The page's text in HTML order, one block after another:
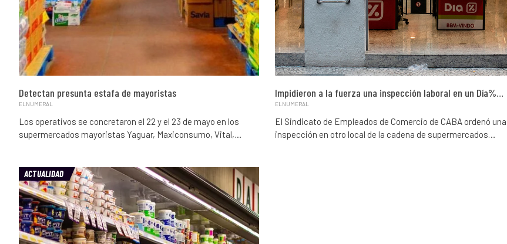
Detectan presunta estafa de mayoristas
ELNUMERAL
Los operativos se concretaron el 22 y el 23 de mayo en los
supermercados mayoristas Yaguar, Maxiconsumo, Vital,…
Impidieron a la fuerza una inspección laboral en un Día%…
ELNUMERAL
El Sindicato de Empleados de Comercio de CABA ordenó una
inspección en otro local de la cadena de supermercados…
ACTUALIDAD